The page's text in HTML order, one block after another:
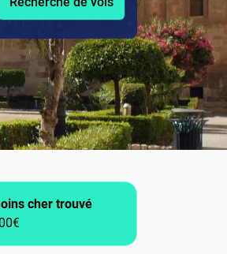
cher trouvé